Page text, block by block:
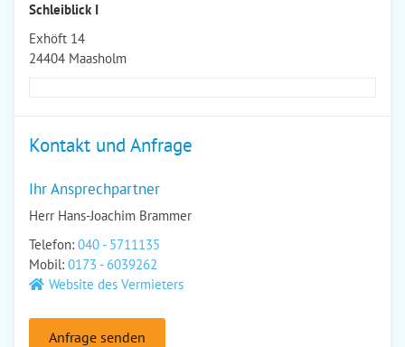
Schleiblick I
Exhöft 14
24404 Maasholm
Kontakt und Anfrage
Ihr Ansprechpartner
Herr Hans-Joachim Brammer
Telefon: 040 - 5711135
Mobil: 0173 - 6039262
Website des Vermieters
Anfrage senden